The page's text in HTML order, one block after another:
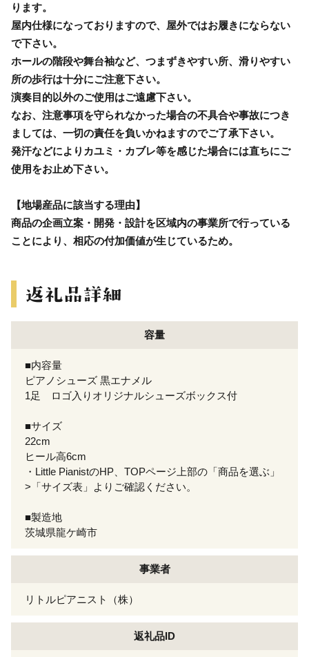
ります。
屋内仕様になっておりますので、屋外ではお履きにならない
で下さい。
ホールの階段や舞台袖など、つまずきやすい所、滑りやすい
所の歩行は十分にご注意下さい。
演奏目的以外のご使用はご遠慮下さい。
なお、注意事項を守られなかった場合の不具合や事故につき
ましては、一切の責任を負いかねますのでご了承下さい。
発汗などによりカユミ・カブレ等を感じた場合には直ちにご
使用をお止め下さい。
【地場産品に該当する理由】
商品の企画立案・開発・設計を区域内の事業所で行っている
ことにより、相応の付加価値が生じているため。
容量
■内容量
ピアノシューズ 黒エナメル
1足 ロゴ入りオリジナルシューズボックス付
■サイズ
22cm
ヒール高6cm
・Little PianistのHP、TOPページ上部の「商品を選ぶ」
>「サイズ表」よりご確認ください。
■製造地
茨城県龍ケ崎市
事業者
リトルピアニスト（株）
返礼品ID